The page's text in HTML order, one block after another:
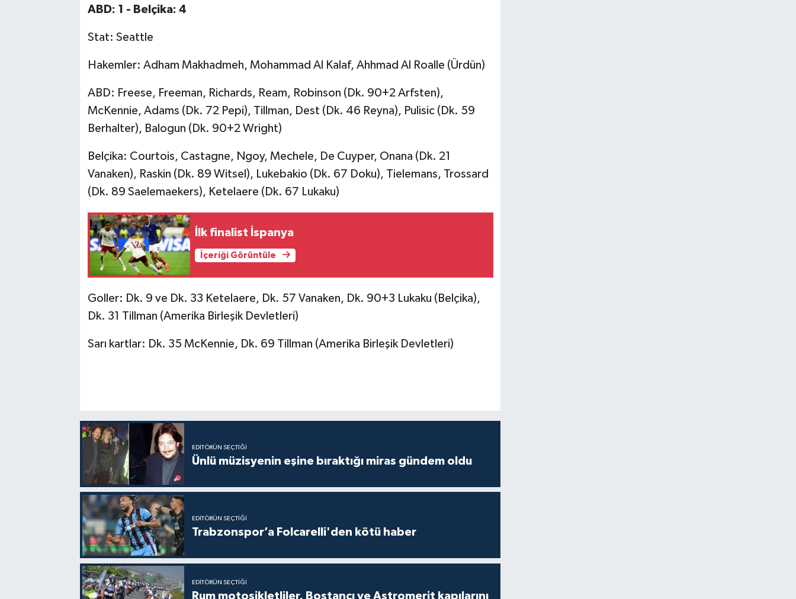
ABD: 1 - Belçika: 4
Stat: Seattle
Hakemler: Adham Makhadmeh, Mohammad Al Kalaf, Ahhmad Al Roalle (Ürdün)
ABD: Freese, Freeman, Richards, Ream, Robinson (Dk. 90+2 Arfsten),
McKennie, Adams (Dk. 72 Pepi), Tillman, Dest (Dk. 46 Reyna), Pulisic (Dk. 59
Berhalter), Balogun (Dk. 90+2 Wright)
Belçika: Courtois, Castagne, Ngoy, Mechele, De Cuyper, Onana (Dk. 21
Vanaken), Raskin (Dk. 89 Witsel), Lukebakio (Dk. 67 Doku), Tielemans, Trossard
(Dk. 89 Saelemaekers), Ketelaere (Dk. 67 Lukaku)
İlk finalist İspanya
İçeriği Görüntüle
Goller: Dk. 9 ve Dk. 33 Ketelaere, Dk. 57 Vanaken, Dk. 90+3 Lukaku (Belçika),
Dk. 31 Tillman (Amerika Birleşik Devletleri)
Sarı kartlar: Dk. 35 McKennie, Dk. 69 Tillman (Amerika Birleşik Devletleri)
EDITÖRÜN SEÇTIĞI
Ünlü müzisyenin eşine bıraktığı miras gündem oldu
EDITÖRÜN SEÇTIĞI
Trabzonspor’a Folcarelli'den kötü haber
EDITÖRÜN SEÇTIĞI
Rum motosikletliler, Bostancı ve Astromerit kapılarını